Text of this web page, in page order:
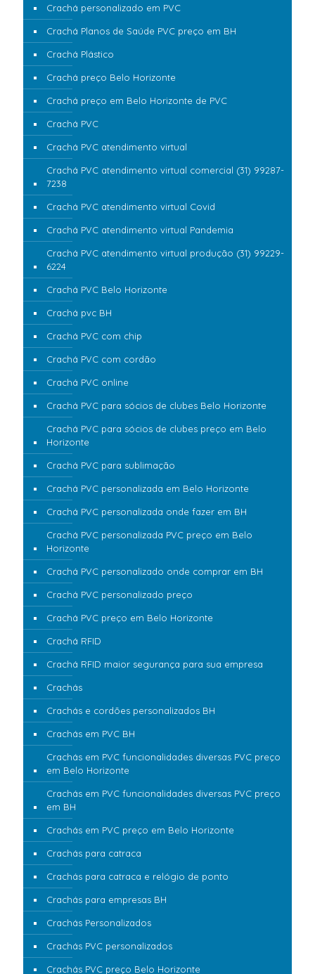
Crachá personalizado em PVC
Crachá Planos de Saúde PVC preço em BH
Crachá Plástico
Crachá preço Belo Horizonte
Crachá preço em Belo Horizonte de PVC
Crachá PVC
Crachá PVC atendimento virtual
Crachá PVC atendimento virtual comercial (31) 99287-
7238
Crachá PVC atendimento virtual Covid
Crachá PVC atendimento virtual Pandemia
Crachá PVC atendimento virtual produção (31) 99229-
6224
Crachá PVC Belo Horizonte
Crachá pvc BH
Crachá PVC com chip
Crachá PVC com cordão
Crachá PVC online
Crachá PVC para sócios de clubes Belo Horizonte
Crachá PVC para sócios de clubes preço em Belo
Horizonte
Crachá PVC para sublimação
Crachá PVC personalizada em Belo Horizonte
Crachá PVC personalizada onde fazer em BH
Crachá PVC personalizada PVC preço em Belo
Horizonte
Crachá PVC personalizado onde comprar em BH
Crachá PVC personalizado preço
Crachá PVC preço em Belo Horizonte
Crachá RFID
Crachá RFID maior segurança para sua empresa
Crachás
Crachás e cordões personalizados BH
Crachás em PVC BH
Crachás em PVC funcionalidades diversas PVC preço
em Belo Horizonte
Crachás em PVC funcionalidades diversas PVC preço
em BH
Crachás em PVC preço em Belo Horizonte
Crachás para catraca
Crachás para catraca e relógio de ponto
Crachás para empresas BH
Crachás Personalizados
Crachás PVC personalizados
Crachás PVC preço Belo Horizonte